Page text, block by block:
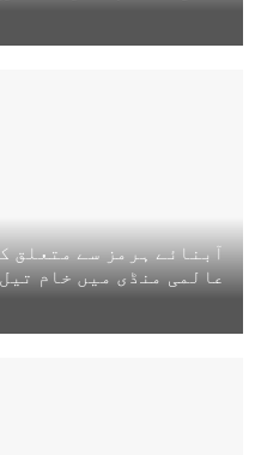
آبنائے ہرمز سے متعلق
عالمی منڈی میں خام